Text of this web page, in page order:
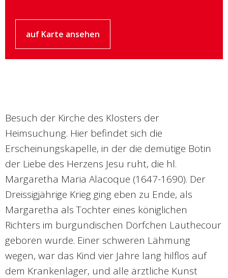
auf Karte ansehen
Besuch der Kirche des Klosters der
Heimsuchung. Hier befindet sich die
Erscheinungskapelle, in der die demütige Botin
der Liebe des Herzens Jesu ruht, die hl.
Margaretha Maria Alacoque (1647-1690). Der
Dreissigjährige Krieg ging eben zu Ende, als
Margaretha als Tochter eines königlichen
Richters im burgundischen Dörfchen Lauthecour
geboren wurde. Einer schweren Lähmung
wegen, war das Kind vier Jahre lang hilflos auf
dem Krankenlager, und alle ärztliche Kunst